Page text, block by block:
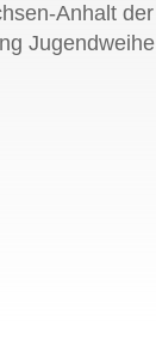
Anhalt der
Jugendweihe